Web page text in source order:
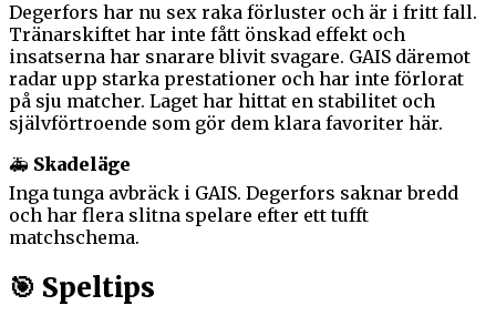
Degerfors har nu sex raka förluster och är i fritt fall.
Tränarskiftet har inte fått önskad effekt och
insatserna har snarare blivit svagare. GAIS däremot
radar upp starka prestationer och har inte förlorat
på sju matcher. Laget har hittat en stabilitet och
självförtroende som gör dem klara favoriter här.
🚑 Skadeläge
Inga tunga avbräck i GAIS. Degerfors saknar bredd
och har flera slitna spelare efter ett tufft
matchschema.
🎯 Speltips